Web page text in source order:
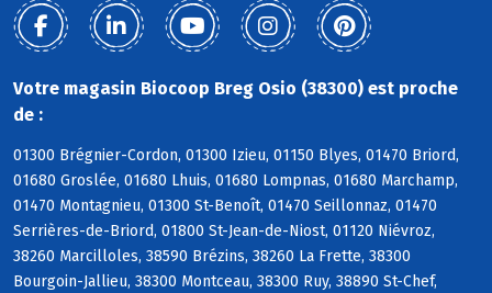
Votre magasin Biocoop Breg Osio (38300) est proche
de :
01300 Brégnier-Cordon, 01300 Izieu, 01150 Blyes, 01470 Briord,
01680 Groslée, 01680 Lhuis, 01680 Lompnas, 01680 Marchamp,
01470 Montagnieu, 01300 St-Benoît, 01470 Seillonnaz, 01470
Serrières-de-Briord, 01800 St-Jean-de-Niost, 01120 Niévroz,
38260 Marcilloles, 38590 Brézins, 38260 La Frette, 38300
Bourgoin-Jallieu, 38300 Montceau, 38300 Ruy, 38890 St-Chef,